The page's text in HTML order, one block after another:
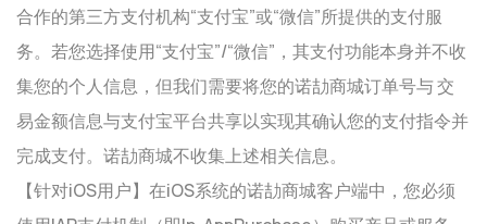
合作的第三方支付机构“支付宝”或“微信”所提供的支付服
务。若您选择使用“支付宝”/“微信”，其支付功能本身并不收
集您的个人信息，但我们需要将您的诺劼商城订单号与 交
易金额信息与支付宝平台共享以实现其确认您的支付指令并
完成支付。诺劼商城不收集上述相关信息。
【针对iOS用户】在iOS系统的诺劼商城客户端中，您必须